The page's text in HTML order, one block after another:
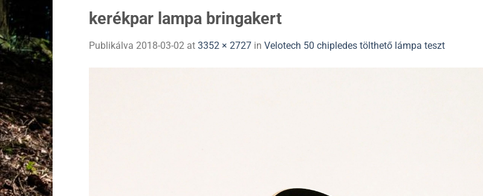
kerékpar lampa bringakert
Publikálva 2018-03-02 at 3352 × 2727 in Velotech 50 chipledes tölthető lámpa teszt